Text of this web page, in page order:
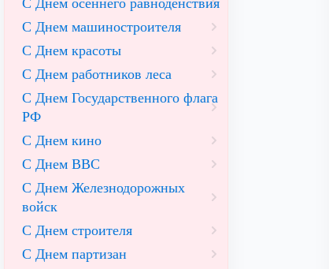
С Днем осеннего равноденствия
С Днем машиностроителя
С Днем красоты
С Днем работников леса
С Днем Государственного флага
РФ
С Днем кино
С Днем ВВС
С Днем Железнодорожных
войск
С Днем строителя
С Днем партизан